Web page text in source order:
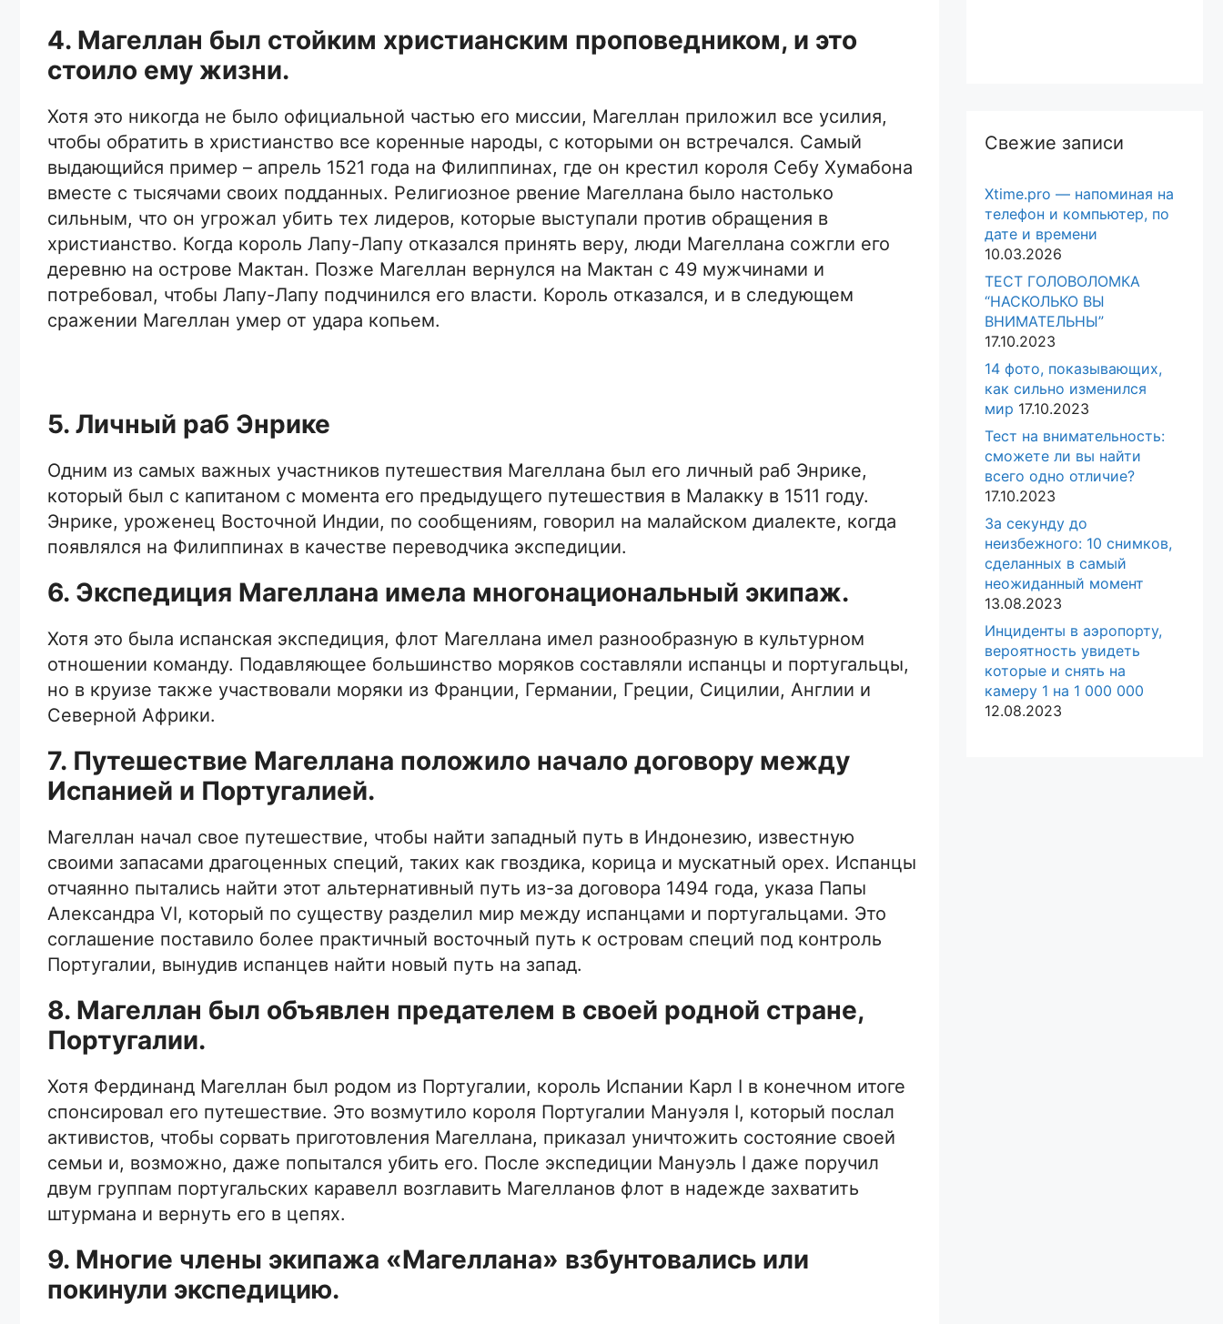
4. Магеллан был стойким христианским проповедником, и это
стоило ему жизни.
Хотя это никогда не было официальной частью его миссии, Магеллан приложил все усилия,
чтобы обратить в христианство все коренные народы, с которыми он встречался. Самый
выдающийся пример – апрель 1521 года на Филиппинах, где он крестил короля Себу Хумабона
вместе с тысячами своих подданных. Религиозное рвение Магеллана было настолько
сильным, что он угрожал убить тех лидеров, которые выступали против обращения в
христианство. Когда король Лапу-Лапу отказался принять веру, люди Магеллана сожгли его
деревню на острове Мактан. Позже Магеллан вернулся на Мактан с 49 мужчинами и
потребовал, чтобы Лапу-Лапу подчинился его власти. Король отказался, и в следующем
сражении Магеллан умер от удара копьем.
5. Личный раб Энрике
Одним из самых важных участников путешествия Магеллана был его личный раб Энрике,
который был с капитаном с момента его предыдущего путешествия в Малакку в 1511 году.
Энрике, уроженец Восточной Индии, по сообщениям, говорил на малайском диалекте, когда
появлялся на Филиппинах в качестве переводчика экспедиции.
6. Экспедиция Магеллана имела многонациональный экипаж.
Хотя это была испанская экспедиция, флот Магеллана имел разнообразную в культурном
отношении команду. Подавляющее большинство моряков составляли испанцы и португальцы,
но в круизе также участвовали моряки из Франции, Германии, Греции, Сицилии, Англии и
Северной Африки.
7. Путешествие Магеллана положило начало договору между
Испанией и Португалией.
Магеллан начал свое путешествие, чтобы найти западный путь в Индонезию, известную
своими запасами драгоценных специй, таких как гвоздика, корица и мускатный орех. Испанцы
отчаянно пытались найти этот альтернативный путь из-за договора 1494 года, указа Папы
Александра VI, который по существу разделил мир между испанцами и португальцами. Это
соглашение поставило более практичный восточный путь к островам специй под контроль
Португалии, вынудив испанцев найти новый путь на запад.
8. Магеллан был объявлен предателем в своей родной стране,
Португалии.
Хотя Фердинанд Магеллан был родом из Португалии, король Испании Карл I в конечном итоге
спонсировал его путешествие. Это возмутило короля Португалии Мануэля I, который послал
активистов, чтобы сорвать приготовления Магеллана, приказал уничтожить состояние своей
семьи и, возможно, даже попытался убить его. После экспедиции Мануэль I даже поручил
двум группам португальских каравелл возглавить Магелланов флот в надежде захватить
штурмана и вернуть его в цепях.
9. Многие члены экипажа «Магеллана» взбунтовались или
покинули экспедицию.
Свежие записи
Xtime.pro — напоминая на
телефон и компьютер, по
дате и времени
10.03.2026
ТЕСТ ГОЛОВОЛОМКА
“НАСКОЛЬКО ВЫ
ВНИМАТЕЛЬНЫ”
17.10.2023
14 фото, показывающих,
как сильно изменился
мир 17.10.2023
Тест на внимательность:
сможете ли вы найти
всего одно отличие?
17.10.2023
За секунду до
неизбежного: 10 снимков,
сделанных в самый
неожиданный момент
13.08.2023
Инциденты в аэропорту,
вероятность увидеть
которые и снять на
камеру 1 на 1 000 000
12.08.2023